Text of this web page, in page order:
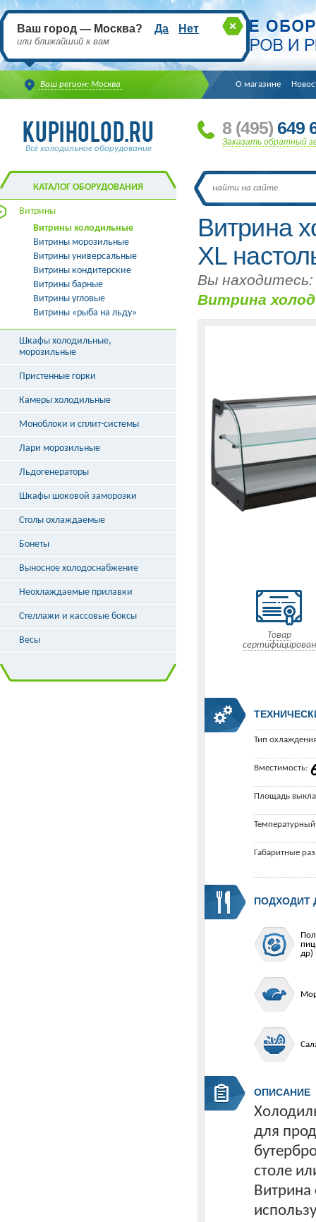
Ваш регион: Москва
Ваш город — Москва? Да Нет
или ближайший к вам
О магазине
Всё холодильное оборудование
8 (495) 649
Заказать обратный
Витрина
XL
Вы находитесь:
Витрина
Товар
сертифицирован
Тип
Вместимость:
Площадь
Габаритные
ПОДХОДИТ
др)
ОПИСАНИЕ
для
столе
Витрина
КАТАЛОГ ОБОРУДОВАНИЯ
Витрины
Витрины холодильные
Витрины морозильные
Витрины универсальные
Витрины кондитерские
Витрины барные
Витрины угловые
Витрины «рыба на льду»
Шкафы холодильные,
морозильные
Пристенные горки
Камеры холодильные
Моноблоки и сплит-системы
Лари морозильные
Льдогенераторы
Шкафы шоковой заморозки
Столы охлаждаемые
Бонеты
Выносное холодоснабжение
Неохлаждаемые прилавки
Стеллажи и кассовые боксы
Весы